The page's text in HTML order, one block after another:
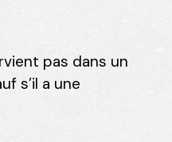
pas dans un
s’il a une